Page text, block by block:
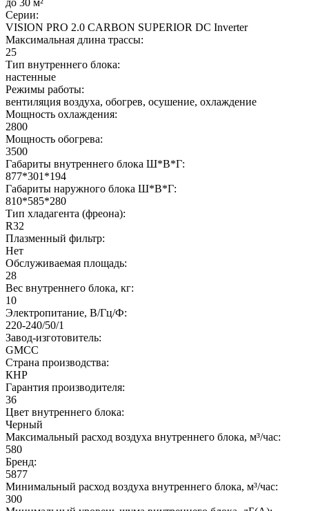
Серии:
VISION PRO 2.0 CARBON SUPERIOR DC Inverter
Максимальная длина трассы:
25
Тип внутреннего блока:
настенные
Режимы работы:
вентиляция воздуха, обогрев, осушение, охлаждение
Мощность охлаждения:
2800
Мощность обогрева:
3500
Габариты внутреннего блока Ш*В*Г:
877*301*194
Габариты наружного блока Ш*В*Г:
810*585*280
Тип хладагента (фреона):
R32
Плазменный фильтр:
Нет
Обслуживаемая площадь:
28
Вес внутреннего блока, кг:
10
Электропитание, В/Гц/Ф:
220-240/50/1
Завод-изготовитель:
GMCC
Страна производства:
КНР
Гарантия производителя:
36
Цвет внутреннего блока:
Черный
Максимальный расход воздуха внутреннего блока, м³/час:
580
Бренд:
5877
Минимальный расход воздуха внутреннего блока, м³/час:
300